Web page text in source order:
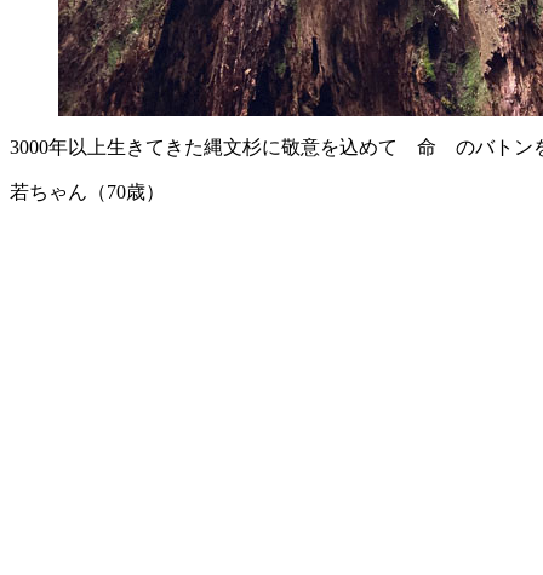
3000年以上生きてきた縄文杉に敬意を込めて 命 のバトン
若ちゃん（70歳）